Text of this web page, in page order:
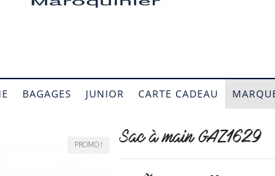
BAGAGES JUNIOR CARTE CADEAU
PROMO ! Sac à main GAZ1629